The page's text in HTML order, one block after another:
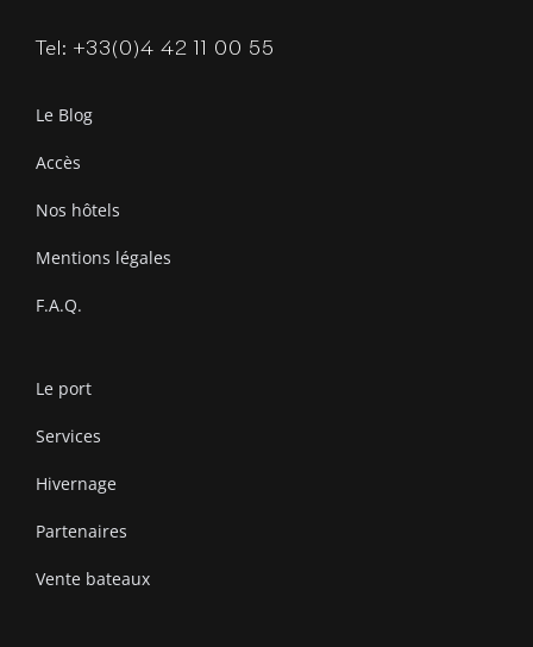
Tel: +33(0)4 42 11 00 55
Le Blog
Accès
Nos hôtels
Mentions légales
F.A.Q.
Le port
Services
Hivernage
Partenaires
Vente bateaux